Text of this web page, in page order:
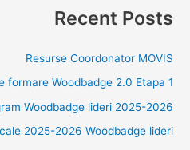
Recent Posts
Resurse Coordonator MOVIS
formare Woodbadge 2.0 Etapa 1
Woodbadge lideri 2025-2026
2025-2026 Woodbadge lideri